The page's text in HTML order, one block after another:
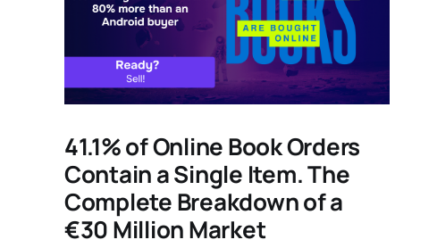
41.1% of Online Book Orders
Contain a Single Item. The
Complete Breakdown of a
€30 Million Market